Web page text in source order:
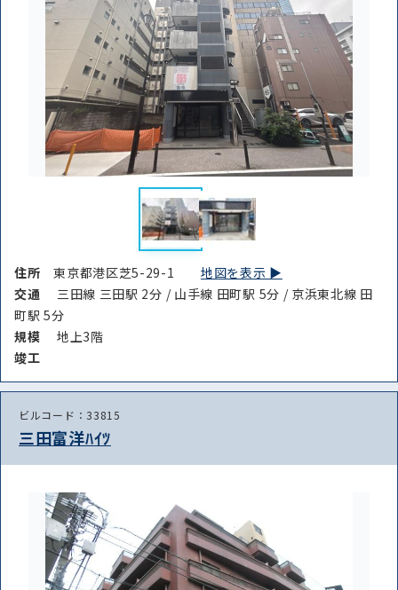
住所東京都港区芝5-29-1 地図を表示 ▶︎
交通
三田線 三田駅 2分 / 山手線 田町駅 5分 / 京浜東北線 田
町駅 5分
規模
地上3階
竣⼯
ビルコード：33815
三田富洋ﾊｲﾂ